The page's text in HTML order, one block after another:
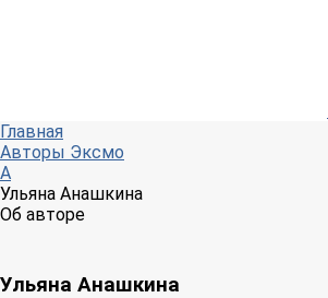
Главная
Авторы Эксмо
А
Ульяна Анашкина
Об авторе
Ульяна Анашкина